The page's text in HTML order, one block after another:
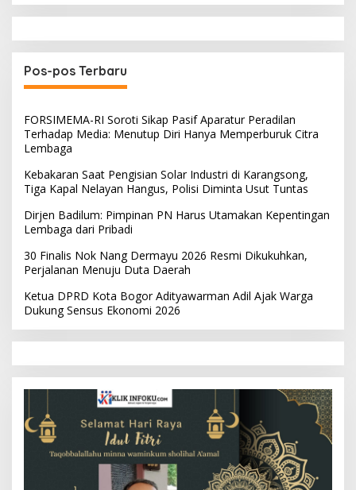
Pos-pos Terbaru
FORSIMEMA-RI Soroti Sikap Pasif Aparatur Peradilan
Terhadap Media: Menutup Diri Hanya Memperburuk Citra
Lembaga
Kebakaran Saat Pengisian Solar Industri di Karangsong,
Tiga Kapal Nelayan Hangus, Polisi Diminta Usut Tuntas
Dirjen Badilum: Pimpinan PN Harus Utamakan Kepentingan
Lembaga dari Pribadi
30 Finalis Nok Nang Dermayu 2026 Resmi Dikukuhkan,
Perjalanan Menuju Duta Daerah
Ketua DPRD Kota Bogor Adityawarman Adil Ajak Warga
Dukung Sensus Ekonomi 2026